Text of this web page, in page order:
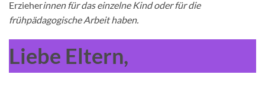
Erzieherinnen für das einzelne Kind oder für die
frühpädagogische Arbeit haben.
Liebe Eltern,